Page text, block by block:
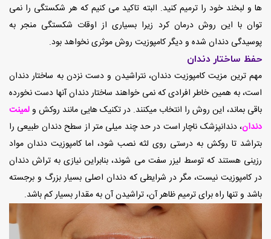
ها و لبخند خود را ترمیم کنید. البته تاکید می کنیم که هر شکستگی را نمی
توان با این روش درمان کرد زیرا بسیاری از اوقات شکستگی منجر به
پوسیدگی دندان شده و دیگر کامپوزیت روش موثری نخواهد بود.
حفظ ساختار دندان
مهم ترین مزیت کامپوزیت دندان، نتراشیدن و دست نزدن به ساختار دندان
است، به همین خاطر افرادی که نمی خواهند ساختار دندان آنها دست نخورده
باقی بماند، این روش را انتخاب میکنند. در تکنیک هایی مانند روکش ولمینت
دندان، دندانپزشک ناچار است در حد چند میلی متر از سطح دندان طبیعی را
بتراشد تا روکش به درستی روی لثه نصب شود، اما کامپوزیت دندان مواد
رزینی هستند که توسط لیزر سفت می شوند، بنابراین نیازی به تراش دندان
در کامپوزیت نیست، مگر در شرایطی که دندان اصلی بسیار بزرگ و برجسته
باشد و تنها راه برای ترمیم ظاهر آن، تراشیدن آن به مقدار بسیار کم باشد.